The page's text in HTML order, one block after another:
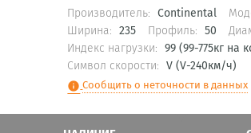
Производитель: Continental
Ширина:
235 Профиль: 50
Индекс нагрузки:
99 (99-775кг на
Символ скорости:
V (V-240км/ч)
info Сообщить о неточности в данных